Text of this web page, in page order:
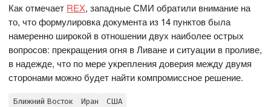
Как отмечает REX, западные СМИ обратили внимание на
то, что формулировка документа из 14 пунктов была
намеренно широкой в ​​отношении двух наиболее острых
вопросов: прекращения огня в Ливане и ситуации в проливе,
в надежде, что по мере укрепления доверия между двумя
сторонами можно будет найти компромиссное решение.
Ближний Восток Иран США